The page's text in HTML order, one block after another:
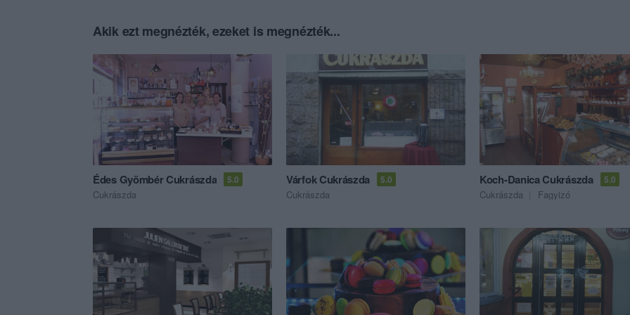
Akik ezt megnézték, ezeket is megnézték...
Édes Gyömbér Cukrászda 5.0
Cukrászda
Várfok Cukrászda 5.0
Cukrászda
Koch-Danica Cukrászda 5.0
Cukrászda Fagyizó